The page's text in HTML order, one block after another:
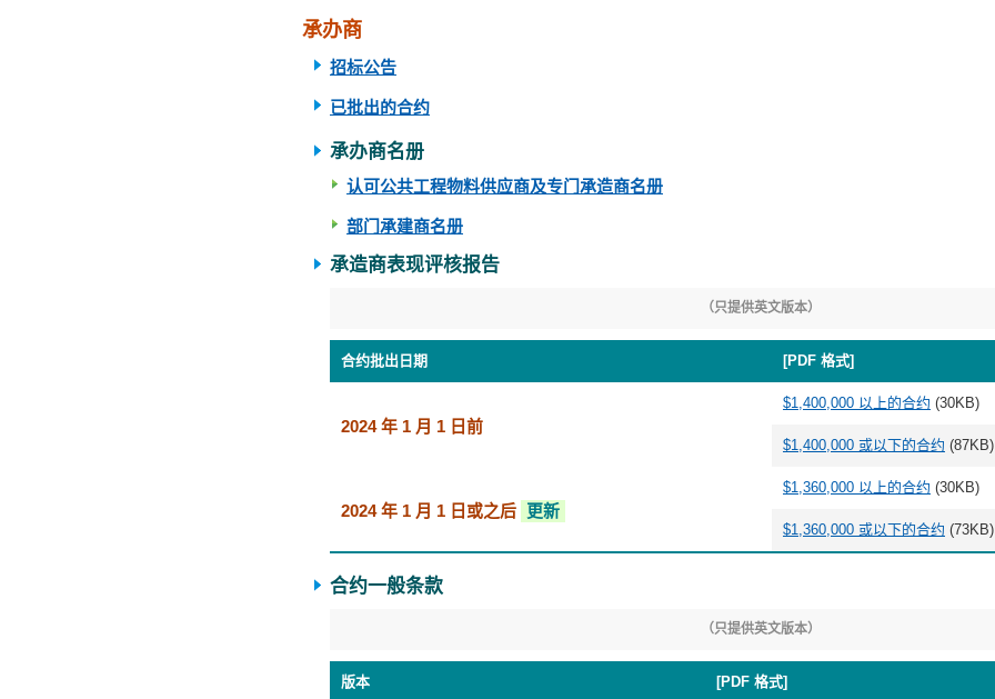
承办商
招标公告
已批出的合约
承办商名册
认可公共工程物料供应商及专门承造商名册
部门承建商名册
承造商表现评核报告
（只提供英文版本）
合约批出日期 [PDF 格式]
2024 年 1 月 1 日前
$1,400,000 以上的合约 (30KB)
$1,400,000 或以下的合约 (87KB)
2024 年 1 月 1 日或之后 更新
$1,360,000 以上的合约 (30KB)
$1,360,000 或以下的合约 (73KB)
合约一般条款
（只提供英文版本）
版本 [PDF 格式]